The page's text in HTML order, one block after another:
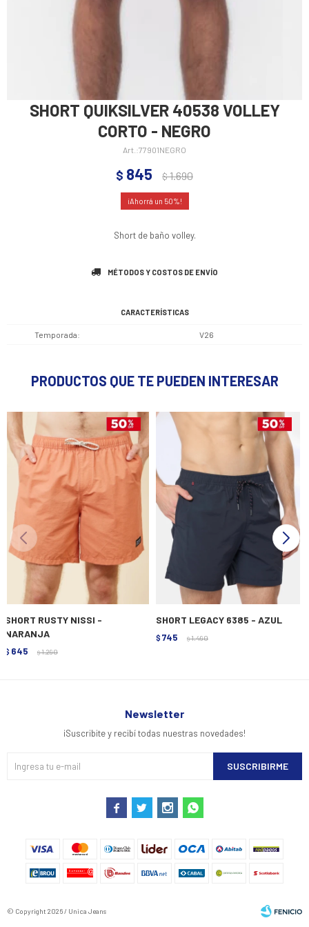
SHORT QUIKSILVER 40538 VOLLEY
CORTO - NEGRO
77901NEGRO
$ 845 $1.690
50
Short de baño volley.
MÉTODOS Y COSTOS DE ENVÍO
CARACTERÍSTICAS
Temporada V26
PRODUCTOS QUE TE PUEDEN INTERESAR
SHORT RUSTY NISSI -
NARANJA
$ 645 $ 1.290
SHORT LEGACY 6385 - AZUL
$ 745 $ 1.490
Newsletter
¡Suscribite y recibí todas nuestras novedades!
SUSCRIBIRME
   
© Copyright 2026 / Unica Jeans